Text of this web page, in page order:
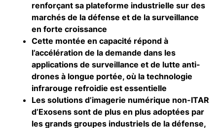
renforçant sa plateforme industrielle sur des
marchés de la défense et de la surveillance
en forte croissance
Cette montée en capacité répond à
l’accélération de la demande dans les
applications de surveillance et de lutte anti-
drones à longue portée, où la technologie
infrarouge refroidie est essentielle
Les solutions d’imagerie numérique non-ITAR
d’Exosens sont de plus en plus adoptées par
les grands groupes industriels de la défense,